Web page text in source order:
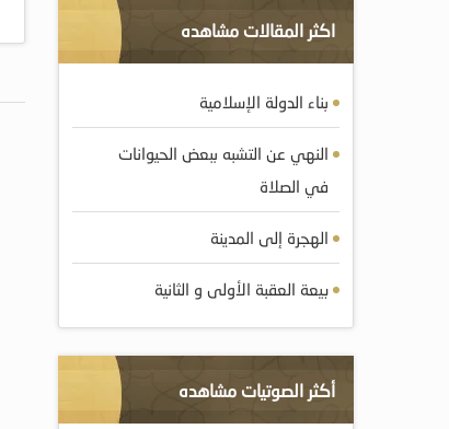
اكثر المقالات مشاهده
بناء الدولة الإسلامية
النهي عن التشبه ببعض الحيوانات
في الصلاة
الهجرة إلى المدينة
بيعة العقبة الأولى و الثانية
أكثر الصوتيات مشاهده